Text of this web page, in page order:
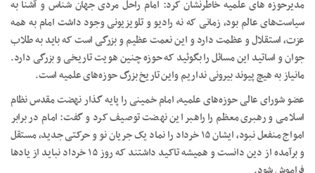
مدیرحوزه های علمیه خاطرنشان کرد: امام راحل مردی جهان شناس و آشنا به
سیاست‌های عالم بود، زمانی که نه رادیو و تلویزیونی وجود داشت امام به همه
عزت، استقلال و عظمت دارد و این نعمت عظیم و بزرگی است که باید به طلاب
جوان و اساتید این مسائل را بگوئید که حوزه چنین هویت تاریخی و بزرگی دارد.
مانیاز به هیچ پیوند بیرونی نداریم واین تاریخ بزرگ حوزه‌های علمیه است.
عضو شورای عالی حوزه‌های علمیه، امام خمینی را پایه گذار نهضت مقدس نظام
اسلامی و رهبری معظم را راهبر این نهضت توصیف کرد و گفت: امام در برابر
امواج منفعل نبود، ایشان ۱۵ خرداد را نماد یک جریان نو و حرکتی جدید، مستقل
و برآمده از دین دانست و همیشه تاکید داشتند که روز ۱۵ خرداد نباید از یادها